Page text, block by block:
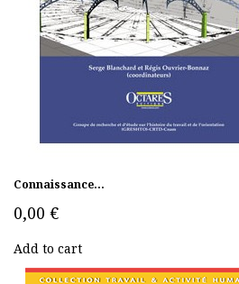
Connaissance...
0,00 €
Add to cart